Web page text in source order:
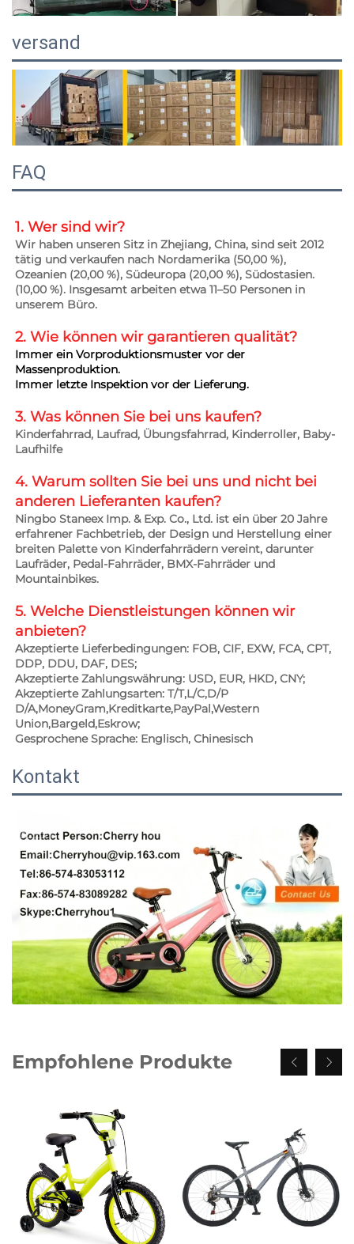
versand
FAQ
1. Wer sind wir?
Wir haben unseren Sitz in Zhejiang, China, sind seit 2012
tätig und verkaufen nach Nordamerika (50,00 %),
Ozeanien (20,00 %), Südeuropa (20,00 %), Südostasien.
(10,00 %). Insgesamt arbeiten etwa 11–50 Personen in
unserem Büro.
2. Wie können wir garantieren qualität?
Immer ein Vorproduktionsmuster vor der
Massenproduktion.
Immer letzte Inspektion vor der Lieferung.
3. Was können Sie bei uns kaufen?
Kinderfahrrad, Laufrad, Übungsfahrrad, Kinderroller, Baby-
Laufhilfe
4. Warum sollten Sie bei uns und nicht bei
anderen Lieferanten kaufen?
Ningbo Staneex Imp. & Exp. Co., Ltd. ist ein über 20 Jahre
erfahrener Fachbetrieb, der Design und Herstellung einer
breiten Palette von Kinderfahrrädern vereint, darunter
Laufräder, Pedal-Fahrräder, BMX-Fahrräder und
Mountainbikes.
5. Welche Dienstleistungen können wir
anbieten?
Akzeptierte Lieferbedingungen: FOB, CIF, EXW, FCA, CPT,
DDP, DDU, DAF, DES;
Akzeptierte Zahlungswährung: USD, EUR, HKD, CNY;
Akzeptierte Zahlungsarten: T/T,L/C,D/P
D/A,MoneyGram,Kreditkarte,PayPal,Western
Union,Bargeld,Eskrow;
Gesprochene Sprache: Englisch, Chinesisch
Kontakt
Empfohlene Produkte